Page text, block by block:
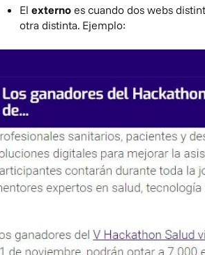
El externo es cuando dos webs
otra distinta. Ejemplo: